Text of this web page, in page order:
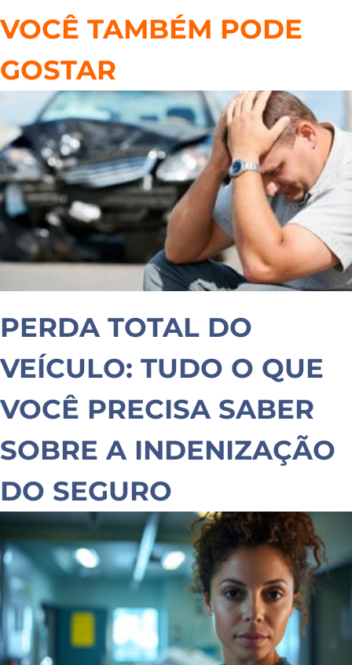
VOCÊ TAMBÉM PODE
GOSTAR
PERDA TOTAL DO
VEÍCULO: TUDO O QUE
VOCÊ PRECISA SABER
SOBRE A INDENIZAÇÃO
DO SEGURO